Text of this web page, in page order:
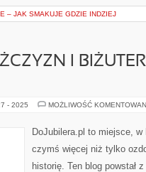
– JAK SMAKUJE GDZIE INDZIEJ
I
- 2025 MOŻLIWOŚĆ
DoJubilera.pl to miejsce,
czymś więcej niż tylko
historię. Ten blog powstał